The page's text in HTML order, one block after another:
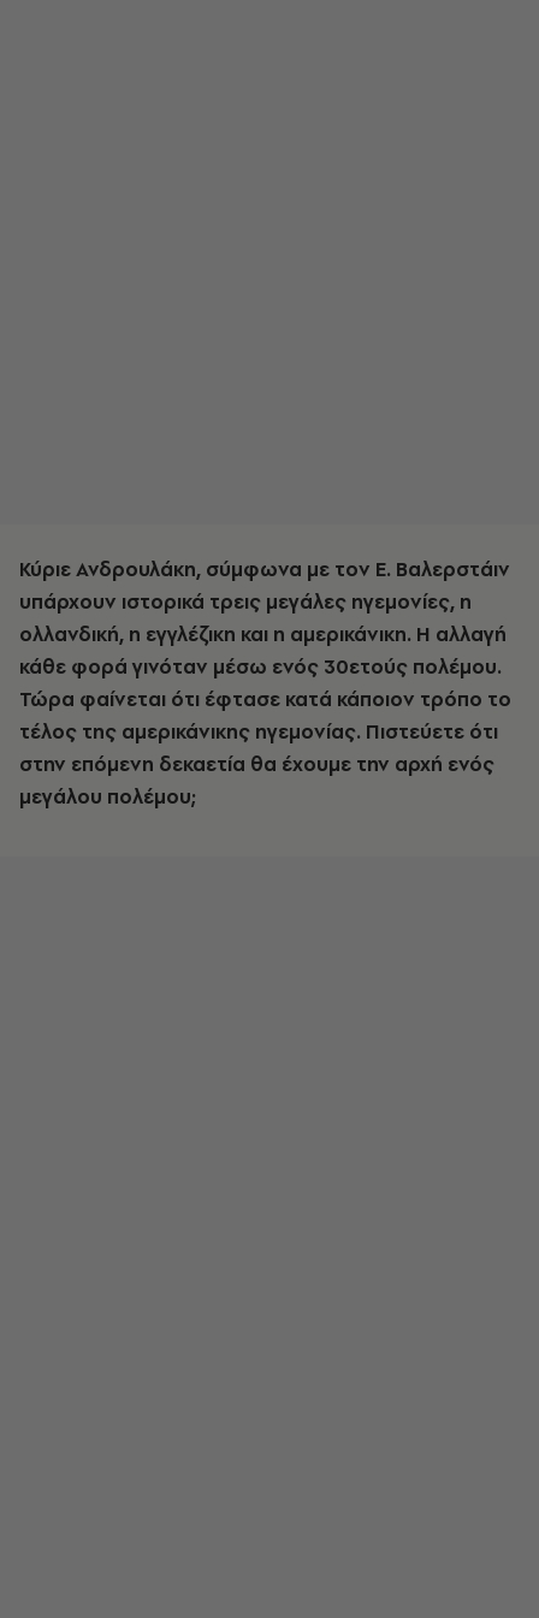
Κύριε Ανδρουλάκη, σύμφωνα με τον Ε. Βαλερστάιν
υπάρχουν ιστορικά τρεις μεγάλες ηγεμονίες, η
ολλανδική, η εγγλέζικη και η αμερικάνικη. Η αλλαγή
κάθε φορά γινόταν μέσω ενός 30ετούς πολέμου.
Τώρα φαίνεται ότι έφτασε κατά κάποιον τρόπο το
τέλος της αμερικάνικης ηγεμονίας. Πιστεύετε ότι
στην επόμενη δεκαετία θα έχουμε την αρχή ενός
μεγάλου πολέμου;